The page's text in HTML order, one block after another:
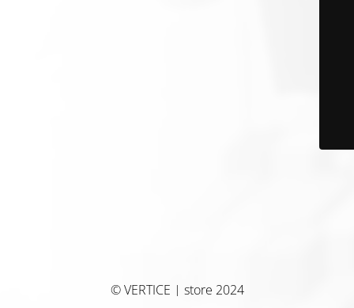
© VERTICE | store 2024